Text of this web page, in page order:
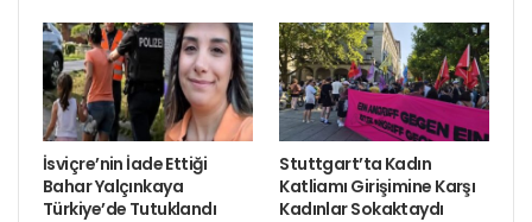
İsviçre’nin İade Ettiği
Bahar Yalçınkaya
Türkiye’de Tutuklandı
Stuttgart’ta Kadın
Katliamı Girişimine Karşı
Kadınlar Sokaktaydı